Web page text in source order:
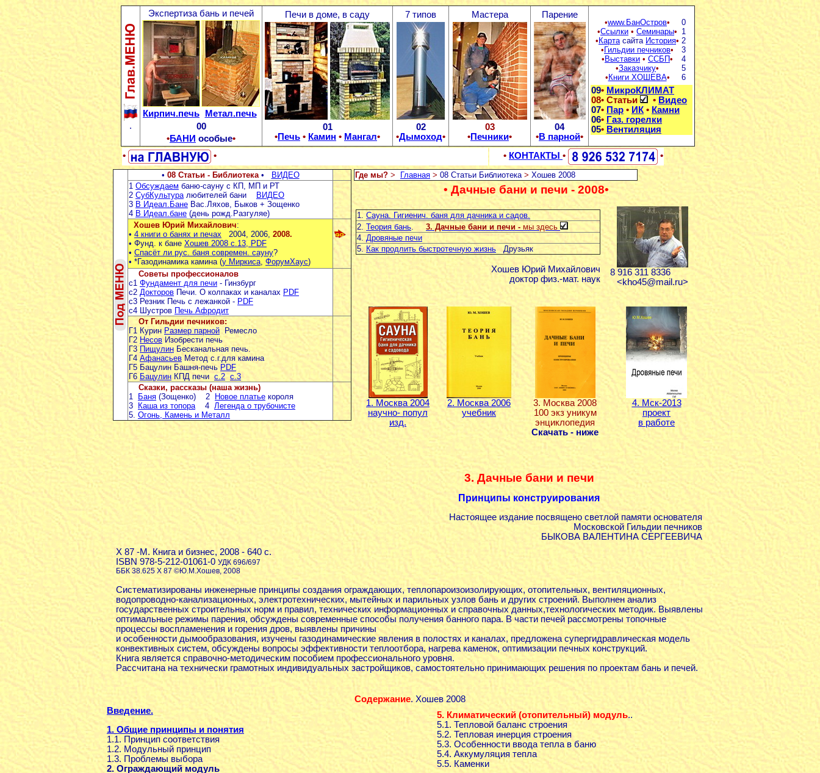
.
Экспертиза бань и печей
Кирпич.печь
Метал.печь
00
•БАНИ особые•
Печи в доме, в саду
01
•Печь • Камин • Мангал•
7 типов
02
•Дымоход•
Мастера
03
•Печники•
Парение
04
•В парной•
•www.БанОстров•
•Ссылки • Семинары•
• Картасайта История•
• Гильдии печников•
• Выставки • ССБП•
•Заказчику•
• Книги ХОШЕВА•
0
1
2
3
4
5
6
09• МикроКЛИМАТ
08• Статьи • Видео
07• Пар • ИК • Камни
06• Газ. горелки
05• Вентиляция
• • • КОНТАКТЫ • •
• 08 Статьи - Библиотека•
ВИДЕО
1 Обсуждаем баню-сауну с КП, МП и РТ
2 СубКультуралюбителей бани
ВИДЕО
3 В Идеал.Бане Вас.Ляхов, Быков + Зощенко
4 В Идеал.бане (день рожд.Разгуляе)
Хошев Юрий Михайлович:
• 4 книги о банях и печах 2004, 2006, 2008.
• Фунд. к бане Хошев 2008 с.13, PDF
• Спасёт ли рус. баня современ. сауну?
• *Газодинамика камина (у Миркиса, ФорумХаус)
Советы профессионалов
с1 Фундамент для печи - Гинзбург
с2 Докторов Печи. О колпаках и каналах PDF
с3 Резник Печь с лежанкой - PDF
с4 Шустров Печь Афродит
От Гильдии печников:
Г1 Курин Размер парной Ремесло
Г2 Несов Изобрести печь
Г3Пищулин Бесканальная печь.
Г4 АфанасьевМетод с.г.для камина
Г5 Бацулин Башня-печь PDF
Г6 Бацулин КПД печи с.2 с.3
Сказки, рассказы (наша жизнь)
1
Баня (Зощенко) 2 Новое платье короля
3
Каша из топора4 Легенда о трубочисте
5. Огонь, Камень и Металл
Где мы? > Главная > 08 Статьи Библиотека > Хошев 2008
• Дачные бани и печи - 2008•
1. Сауна. Гигиенич. баня для дачника и садов.
2. Теория бань 3. Дачные бани и печи - мы здесь
4. Дровяные печи
5. Как продлить быстротечную жизнь Друзьяк
Хошев Юрий Михайлович
доктор физ.-мат. наук
8 916 311 8336
<kho45@mail.ru>
1. Москва 2004
научно- попул
изд.
2. Москва 2006
учебник
3. Москва 2008
100 экз уникум
энциклопедия
Скачать - ниже
4. Мск-2013
проект
в работе
3. Дачные бани и печи
Принципы конструирования
Настоящее издание посвящено светлой памяти основателя
Московской Гильдии печников
БЫКОВА ВАЛЕНТИНА СЕРГЕЕВИЧА
Х 87 -М. Книга и бизнес, 2008 - 640 с.
ISBN 978-5-212-01061-0 УДК 696/697
ББК 38.625 Х 87 ©Ю.М.Хошев, 2008
Систематизированы инженерные принципы создания ограждающих, теплопароизоизолирующих, отопительных, вентиляционных,
водопроводно-канализационных, электротехнических, мытейных и парильных узлов бань и других строений. Выполнен анализ
государственных строительных норм и правил, технических информационных и справочных данных,технологических методик. Выявлены
оптимальные режимы парения, обсуждены современные способы получения банного пара. В части печей рассмотрены топочные
процессы воспламенения и горения дров, выявлены причины
и особенности дымообразования, изучены газодинамические явления в полостях и каналах, предложена супергидравлическая модель
конвективных систем, обсуждены вопросы эффективности теплоотбора, нагрева каменок, оптимизации печных конструкций.
Книга является справочно-методическим пособием профессионального уровня.
Рассчитана на технически грамотных индивидуальных застройщиков, самостоятельно принимающих решения по проектам бань и печей.
Содержание. Хошев 2008
Введение.
1. Общие принципы и понятия
1.1. Принцип соответствия
1.2. Модульный принцип
1.3. Проблемы выбора
2. Ограждающий модуль
5. Климатический (отопительный) модуль..
5.1. Тепловой баланс строения
5.2. Тепловая инерция строения
5.3. Особенности ввода тепла в баню
5.4. Аккумуляция тепла
5.5. Каменки